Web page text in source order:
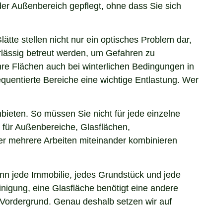
Außenbereich gepflegt, ohne dass Sie sich
stellen nicht nur ein optisches Problem dar,
betreut werden, um Gefahren zu
Flächen auch bei winterlichen Bedingungen in
Bereiche eine wichtige Entlastung. Wer
So müssen Sie nicht für jede einzelne
Außenbereiche, Glasflächen,
mehrere Arbeiten miteinander kombinieren
jede Immobilie, jedes Grundstück und jede
eine Glasfläche benötigt eine andere
Genau deshalb setzen wir auf